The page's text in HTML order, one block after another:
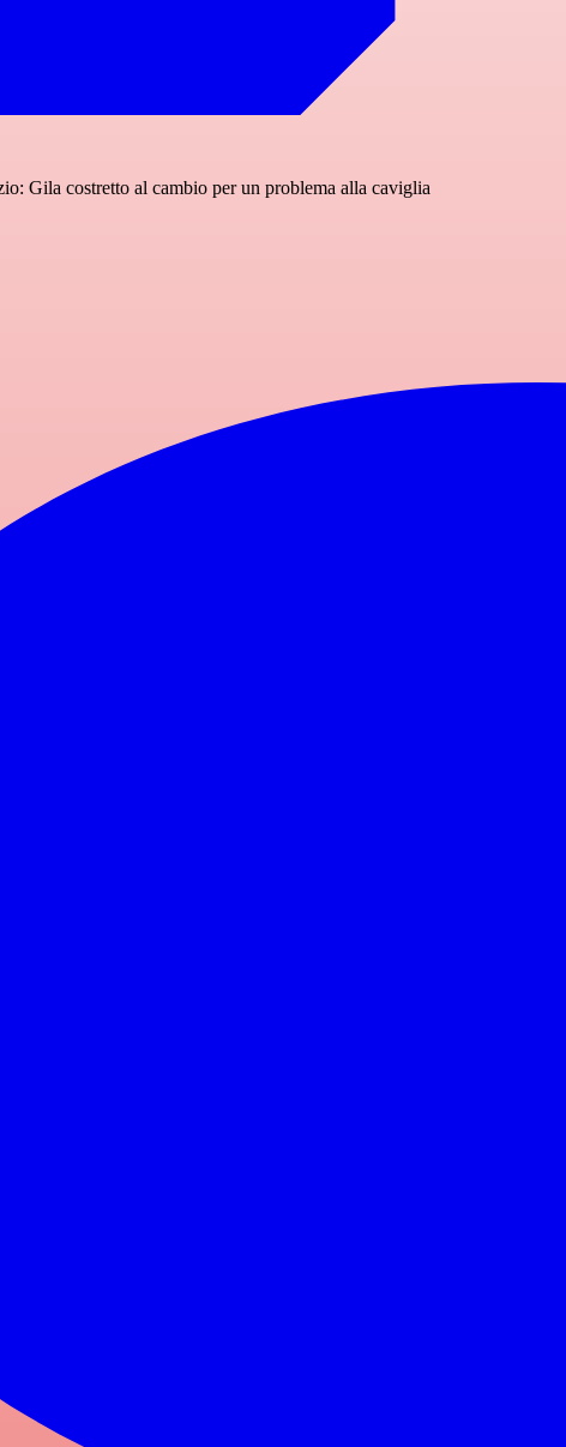
Gila costretto al cambio per un problema alla caviglia